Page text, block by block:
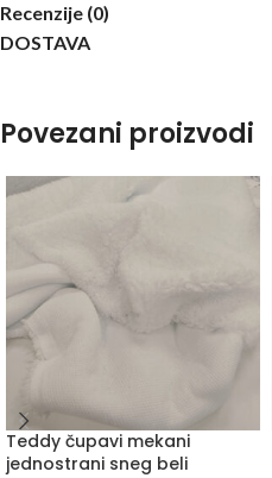
Recenzije (0)
DOSTAVA
Povezani proizvodi
Teddy čupavi mekani
jednostrani sneg beli